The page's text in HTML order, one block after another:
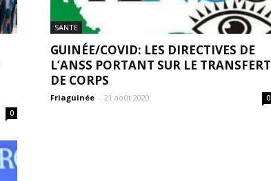
0
SANTE
GUINÉE/COVID: LES DIRECTIVES DE
L’ANSS PORTANT SUR LE TRANSFERT
DE CORPS
Friaguinée - 21 août 2020 0